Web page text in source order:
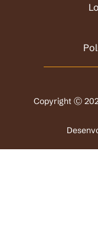
Copyright Ⓒ